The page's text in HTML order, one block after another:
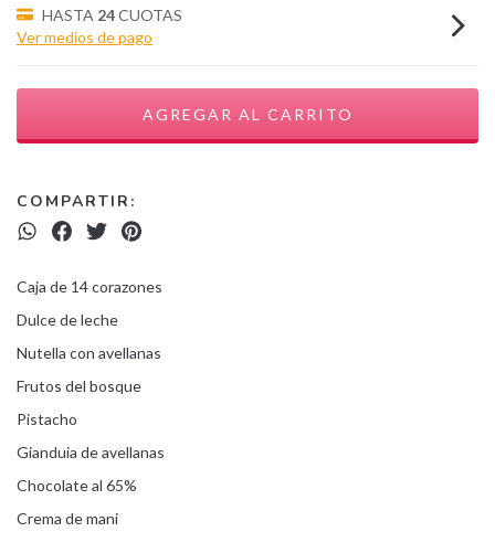
HASTA 24CUOTAS
Ver medios de pago
COMPARTIR:
Caja de 14 corazones
Dulce de leche
Nutella con avellanas
Frutos del bosque
Pistacho
Gianduia de avellanas
Chocolate al 65%
Crema de mani